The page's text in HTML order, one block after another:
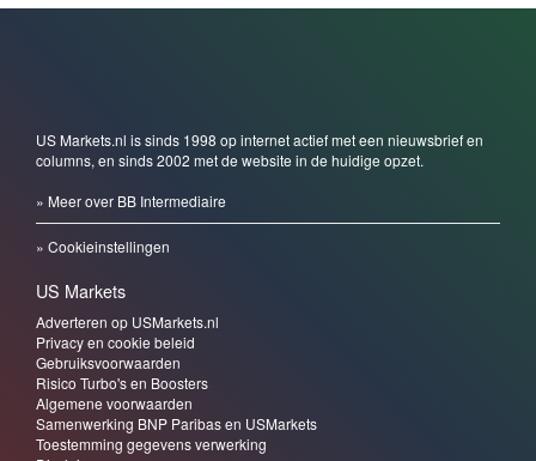
US Markets.nl is sinds 1998 op internet actief met een nieuwsbrief en
columns, en sinds 2002 met de website in de huidige opzet.
» Meer over BB Intermediaire
» Cookieinstellingen
US Markets
Adverteren op USMarkets.nl
Privacy en cookie beleid
Gebruiksvoorwaarden
Risico Turbo's en Boosters
Algemene voorwaarden
Samenwerking BNP Paribas en USMarkets
Toestemming gegevens verwerking